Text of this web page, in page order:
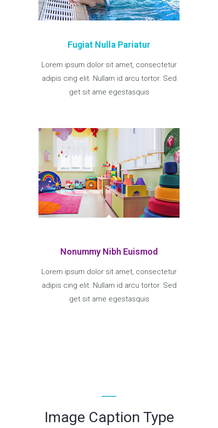
Fugiat Nulla Pariatur
Lorem ipsum dolor sit amet, consectetur
adipis cing elit. Nullam id arcu tortor. Sed
get sit ame egestasquis
Nonummy Nibh Euismod
Lorem ipsum dolor sit amet, consectetur
adipis cing elit. Nullam id arcu tortor. Sed
get sit ame egestasquis
Image Caption Type